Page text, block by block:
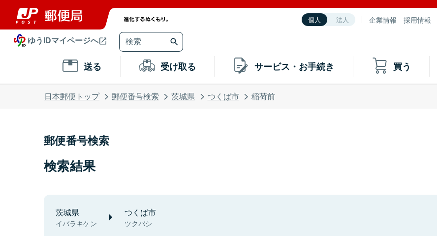
個人 法人 企業情報 採用情報
ゆうIDマイページへ
送る 受け取る サービス・お手続き 買う
日本郵便トップ 郵便番号検索 茨城県 つくば市 稲荷前
郵便番号検索
検索結果
茨城県
イバラキケン
つくば市
ツクバシ